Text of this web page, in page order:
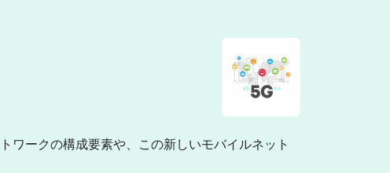
ワークの構成要素や、この新しいモバイルネット